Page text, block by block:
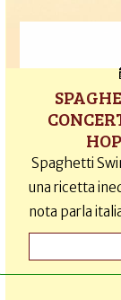
Spaghetti
una ricetta
nota parla